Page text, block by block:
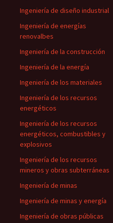
Ingeniería de diseño industrial
Ingeniería de energías
renovalbes
Ingeniería de la construcción
Ingeniería de la energía
Ingeniería de los materiales
Ingeniería de los recursos
energéticos
Ingeniería de los recursos
energéticos, combustibles y
explosivos
Ingeniería de los recursos
mineros y obras subterráneas
Ingeniería de minas
Ingeniería de minas y energía
Ingeniería de obras públicas